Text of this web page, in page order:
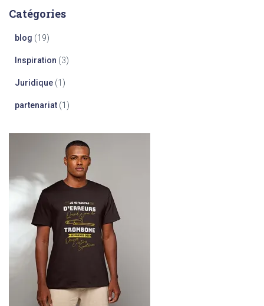
Catégories
blog (19)
Inspiration (3)
Juridique (1)
partenariat (1)